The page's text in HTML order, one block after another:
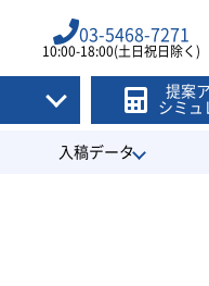
03-5468-7271
10:00-18:00(土日祝日除く)
提案
シミュ
入稿データ